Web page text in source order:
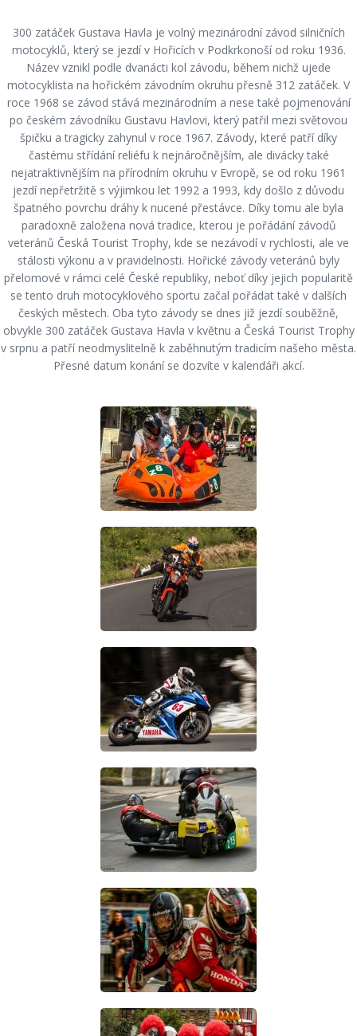
300 zatáček Gustava Havla je volný mezinárodní závod silničních
motocyklů, který se jezdí v Hořicích v Podkrkonoší od roku 1936.
Název vznikl podle dvanácti kol závodu, během nichž ujede
motocyklista na hořickém závodním okruhu přesně 312 zatáček. V
roce 1968 se závod stává mezinárodním a nese také pojmenování
po českém závodníku Gustavu Havlovi, který patřil mezi světovou
špičku a tragicky zahynul v roce 1967. Závody, které patří díky
častému střídání reliéfu k nejnáročnějším, ale divácky také
nejatraktivnějším na přírodním okruhu v Evropě, se od roku 1961
jezdí nepřetržitě s výjimkou let 1992 a 1993, kdy došlo z důvodu
špatného povrchu dráhy k nucené přestávce. Díky tomu ale byla
paradoxně založena nová tradice, kterou je pořádání závodů
veteránů Česká Tourist Trophy, kde se nezávodí v rychlosti, ale ve
stálosti výkonu a v pravidelnosti. Hořické závody veteránů byly
přelomové v rámci celé České republiky, neboť díky jejich popularitě
se tento druh motocyklového sportu začal pořádat také v dalších
českých městech. Oba tyto závody se dnes již jezdí souběžně,
obvykle 300 zatáček Gustava Havla v květnu a Česká Tourist Trophy
v srpnu a patří neodmyslitelně k zaběhnutým tradicím našeho města.
Přesné datum konání se dozvíte v kalendáři akcí.